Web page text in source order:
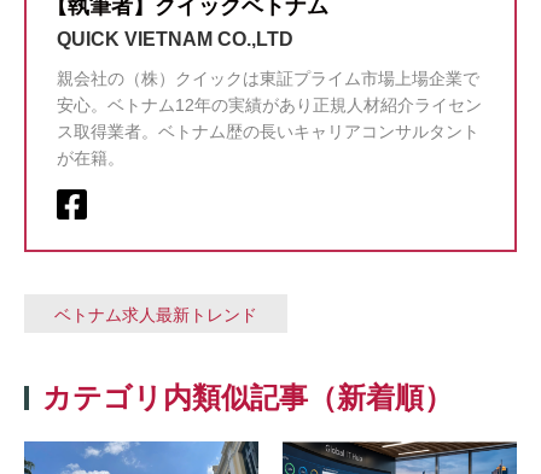
【執筆者】クイックベトナム
QUICK VIETNAM CO.,LTD
親会社の（株）クイックは東証プライム市場上場企業で
安心。ベトナム12年の実績があり正規人材紹介ライセン
ス取得業者。ベトナム歴の長いキャリアコンサルタント
が在籍。
ベトナム求人最新トレンド
カテゴリ内類似記事（新着順）